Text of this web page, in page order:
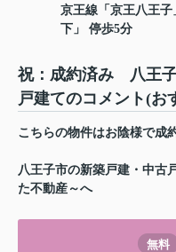
京王線 「 京王八王子
下」 停歩5分
祝：成約済み 八王
戸建てのコメント(お
こちらの物件はお陰様で成
八王子市の新築戸建・中古
た不動産～へ
無料